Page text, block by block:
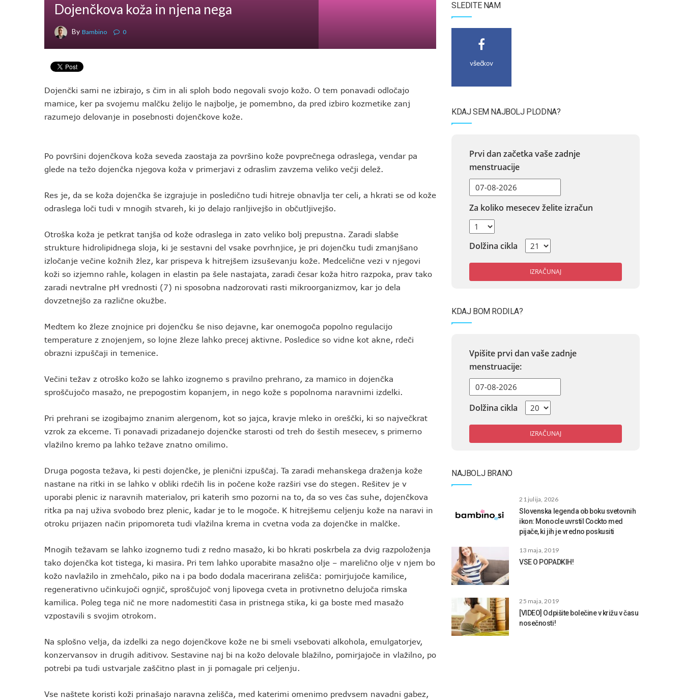
Dojenčkova koža in njena nega
By Bambino 0
Dojenčki sami ne izbirajo, s čim in ali sploh bodo negovali svojo kožo. O tem ponavadi odločajo
mamice, ker pa svojemu malčku želijo le najbolje, je pomembno, da pred izbiro kozmetike zanj
razumejo delovanje in posebnosti dojenčkove kože.
Po površini dojenčkova koža seveda zaostaja za površino kože povprečnega odraslega, vendar pa
glede na težo dojenčka njegova koža v primerjavi z odraslim zavzema veliko večji delež.
Res je, da se koža dojenčka še izgrajuje in posledično tudi hitreje obnavlja ter celi, a hkrati se od kože
odraslega loči tudi v mnogih stvareh, ki jo delajo ranljivejšo in občutljivejšo.
Otroška koža je petkrat tanjša od kože odraslega in zato veliko bolj prepustna. Zaradi slabše
strukture hidrolipidnega sloja, ki je sestavni del vsake povrhnjice, je pri dojenčku tudi zmanjšano
izločanje večine kožnih žlez, kar prispeva k hitrejšem izsuševanju kože. Medcelične vezi v njegovi
koži so izjemno rahle, kolagen in elastin pa šele nastajata, zaradi česar koža hitro razpoka, prav tako
zaradi nevtralne pH vrednosti (7) ni sposobna nadzorovati rasti mikroorganizmov, kar jo dela
dovzetnejšo za različne okužbe.
Medtem ko žleze znojnice pri dojenčku še niso dejavne, kar onemogoča popolno regulacijo
temperature z znojenjem, so lojne žleze lahko precej aktivne. Posledice so vidne kot akne, rdeči
obrazni izpuščaji in temenice.
Večini težav z otroško kožo se lahko izognemo s pravilno prehrano, za mamico in dojenčka
sproščujočo masažo, ne prepogostim kopanjem, in nego kože s popolnoma naravnimi izdelki.
Pri prehrani se izogibajmo znanim alergenom, kot so jajca, kravje mleko in oreščki, ki so največkrat
vzrok za ekceme. Ti ponavadi prizadanejo dojenčke starosti od treh do šestih mesecev, s primerno
vlažilno kremo pa lahko težave znatno omilimo.
Druga pogosta težava, ki pesti dojenčke, je plenični izpuščaj. Ta zaradi mehanskega draženja kože
nastane na ritki in se lahko v obliki rdečih lis in počene kože razširi vse do stegen. Rešitev je v
uporabi plenic iz naravnih materialov, pri katerih smo pozorni na to, da so ves čas suhe, dojenčkova
ritka pa naj uživa svobodo brez plenic, kadar je to le mogoče. K hitrejšemu celjenju kože na naravi in
otroku prijazen način pripomoreta tudi vlažilna krema in cvetna voda za dojenčke in malčke.
Mnogih težavam se lahko izognemo tudi z redno masažo, ki bo hkrati poskrbela za dvig razpoloženja
tako dojenčka kot tistega, ki masira. Pri tem lahko uporabite masažno olje – marelično olje v njem bo
kožo navlažilo in zmehčalo, piko na i pa bodo dodala macerirana zelišča: pomirjujoče kamilice,
regenerativno učinkujoči ognjič, sproščujoč vonj lipovega cveta in protivnetno delujoča rimska
kamilica. Poleg tega nič ne more nadomestiti časa in pristnega stika, ki ga boste med masažo
vzpostavili s svojim otrokom.
Na splošno velja, da izdelki za nego dojenčkove kože ne bi smeli vsebovati alkohola, emulgatorjev,
konzervansov in drugih aditivov. Sestavine naj bi na kožo delovale blažilno, pomirjajoče in vlažilno, po
potrebi pa tudi ustvarjale zaščitno plast in ji pomagale pri celjenju.
Vse naštete koristi koži prinašajo naravna zelišča, med katerimi omenimo predvsem navadni gabez,
SLEDITE NAM
všečkov
KDAJ SEM NAJBOLJ PLODNA?
Prvi dan začetka vaše zadnje
menstruacije
Za koliko mesecev želite izračun
Dolžina cikla
IZRAČUNAJ
KDAJ BOM RODILA?
Vpišite prvi dan vaše zadnje
menstruacije:
Dolžina cikla
IZRAČUNAJ
NAJBOLJ BRANO
21 julija, 2026
Slovenska legenda ob boku svetovnih
ikon: Monocle uvrstil Cockto med
pijače, ki jih je vredno poskusiti
13 maja, 2019
VSE O POPADKIH!
25 maja, 2019
[VIDEO] Odpišite bolečine v križu v času
nosečnosti!